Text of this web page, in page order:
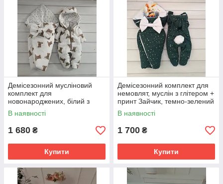
Демісезонний мусліновий
комплект для
новонароджених, білий з
принтом ведмедики
В наявності
1 680 ₴
Купити
Демісезонний комплект для
немовлят, муслін з глітером +
принт Зайчик, темно-зелений
В наявності
1 700 ₴
Купити